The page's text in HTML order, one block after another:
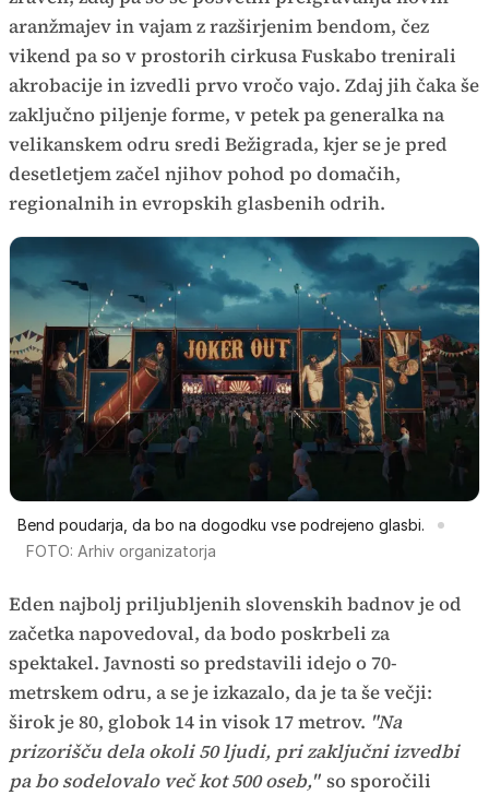
aranžmajev in vajam z razširjenim bendom, čez
vikend pa so v prostorih cirkusa Fuskabo trenirali
akrobacije in izvedli prvo vročo vajo. Zdaj jih čaka še
zaključno piljenje forme, v petek pa generalka na
velikanskem odru sredi Bežigrada, kjer se je pred
desetletjem začel njihov pohod po domačih,
regionalnih in evropskih glasbenih odrih.
Bend poudarja, da bo na dogodku vse podrejeno glasbi.
FOTO: Arhiv organizatorja
Eden najbolj priljubljenih slovenskih badnov je od
začetka napovedoval, da bodo poskrbeli za
spektakel. Javnosti so predstavili idejo o 70-
metrskem odru, a se je izkazalo, da je ta še večji:
širok je 80, globok 14 in visok 17 metrov. "Na
prizorišču dela okoli 50 ljudi, pri zaključni izvedbi
pa bo sodelovalo več kot 500 oseb," so sporočili